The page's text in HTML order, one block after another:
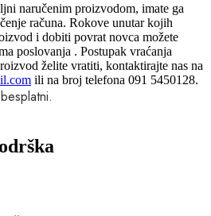
naručenim proizvodom, imate ga
računa. Rokove unutar kojih
i dobiti povrat novca možete
poslovanja . Postupak vraćanja
želite vratiti, kontaktirajte nas na
ili na broj telefona 091 5450128.